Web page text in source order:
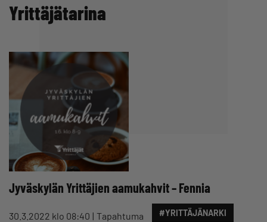
Yrittäjätarina
Jyväskylän Yrittäjien aamukahvit – Fennia
30.3.2022 klo 08:40 Tapahtuma #YRITTÄJÄNARKI